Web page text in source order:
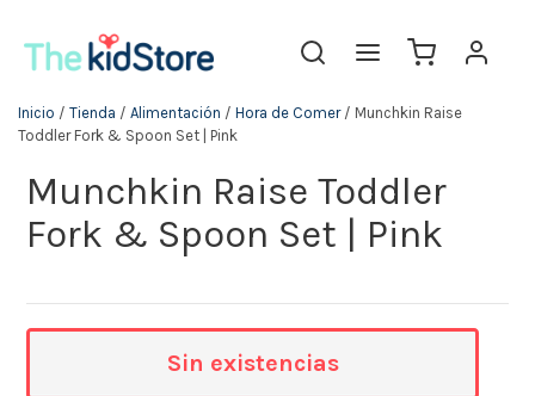
Inicio / Tienda / Alimentación / Hora de Comer/ Munchkin Raise
Toddler Fork & Spoon Set | Pink
Munchkin Raise Toddler
Fork & Spoon Set | Pink
Sin existencias